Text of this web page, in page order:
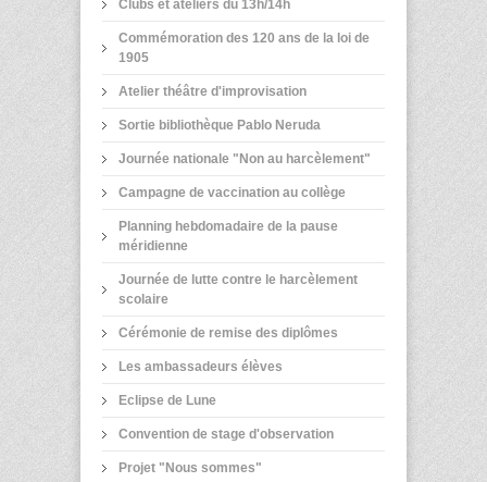
Clubs et ateliers du 13h/14h
Commémoration des 120 ans de la loi de
1905
Atelier théâtre d'improvisation
Sortie bibliothèque Pablo Neruda
Journée nationale "Non au harcèlement"
Campagne de vaccination au collège
Planning hebdomadaire de la pause
méridienne
Journée de lutte contre le harcèlement
scolaire
Cérémonie de remise des diplômes
Les ambassadeurs élèves
Eclipse de Lune
Convention de stage d'observation
Projet "Nous sommes"